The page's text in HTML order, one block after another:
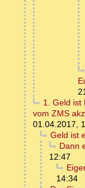
1. Geld ist
vom ZMS
01.04.2017,
Geld ist
Dann
12:47
14:34